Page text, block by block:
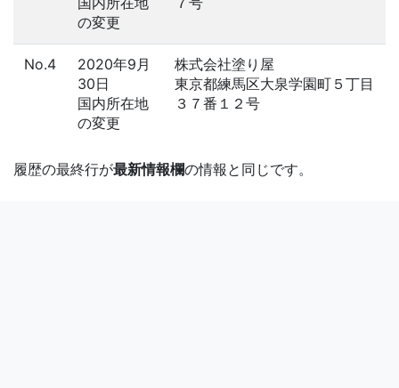
の変更
No.4
2020年9月
30日
国内所在地
の変更
株式会社塗り屋
東京都練馬区大泉学園町５丁目
３７番１２号
履歴の最終行が最新情報欄の情報と同じです。